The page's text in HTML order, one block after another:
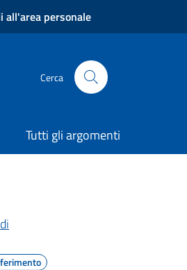
all'area personale
Cerca
Tutti gli argomenti